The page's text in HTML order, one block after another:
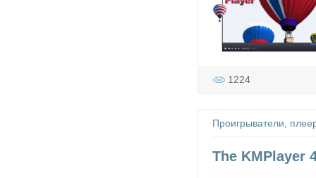
1224
Проигрыватели,
The KMPlayer